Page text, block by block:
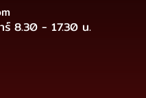
ร์ 8.30 - 17.30 น.